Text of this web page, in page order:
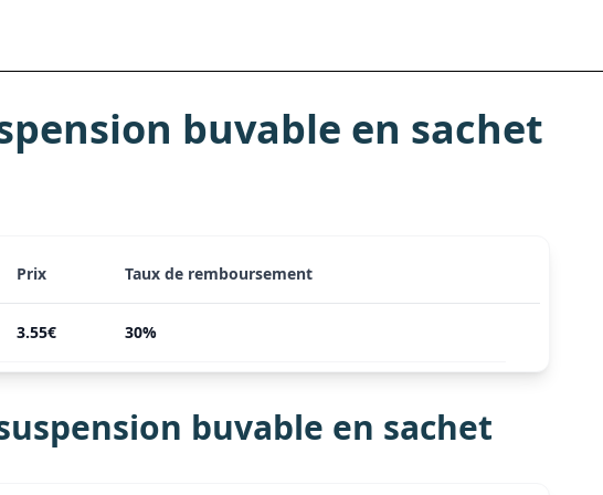
buvable en sachet
Prix Taux de remboursement
3.55€ 30%
suspension buvable en sachet